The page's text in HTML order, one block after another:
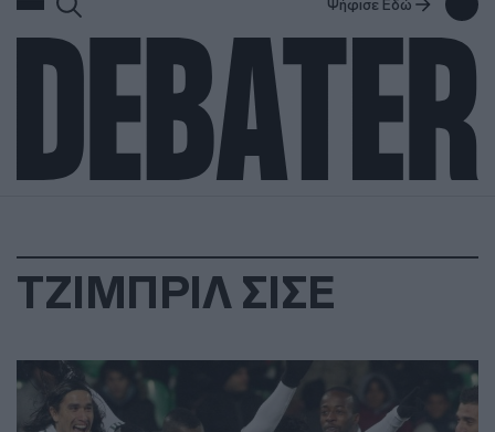
Ψήφισε Εδώ
ΤΖΙΜΠΡΙΛ ΣΙΣΕ